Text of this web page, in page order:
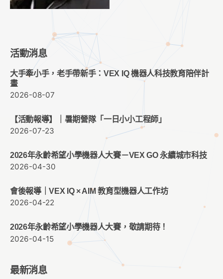
活動消息
大手牽小手，老手帶新手：VEX IQ 機器人科技教育陪伴計
畫
2026-08-07
【活動報導】｜暑期營隊「一日小小工程師」
2026-07-23
2026年永齡希望小學機器人大賽－VEX GO 永續城市科技
2026-04-30
會後報導｜VEX IQ × AIM 教育型機器人工作坊
2026-04-22
2026年永齡希望小學機器人大賽，敬請期待！
2026-04-15
最新消息